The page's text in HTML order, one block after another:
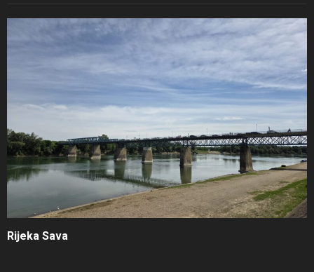
Rijeka Sava